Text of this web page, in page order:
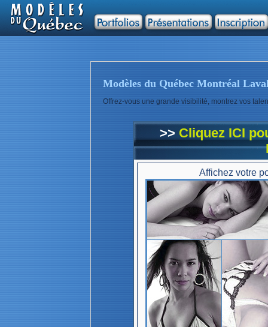
Modèles du Québec Montréal
Offrez-vous une grande visibilité, montrez vos
>> Cliquez ICI
Affichez votre